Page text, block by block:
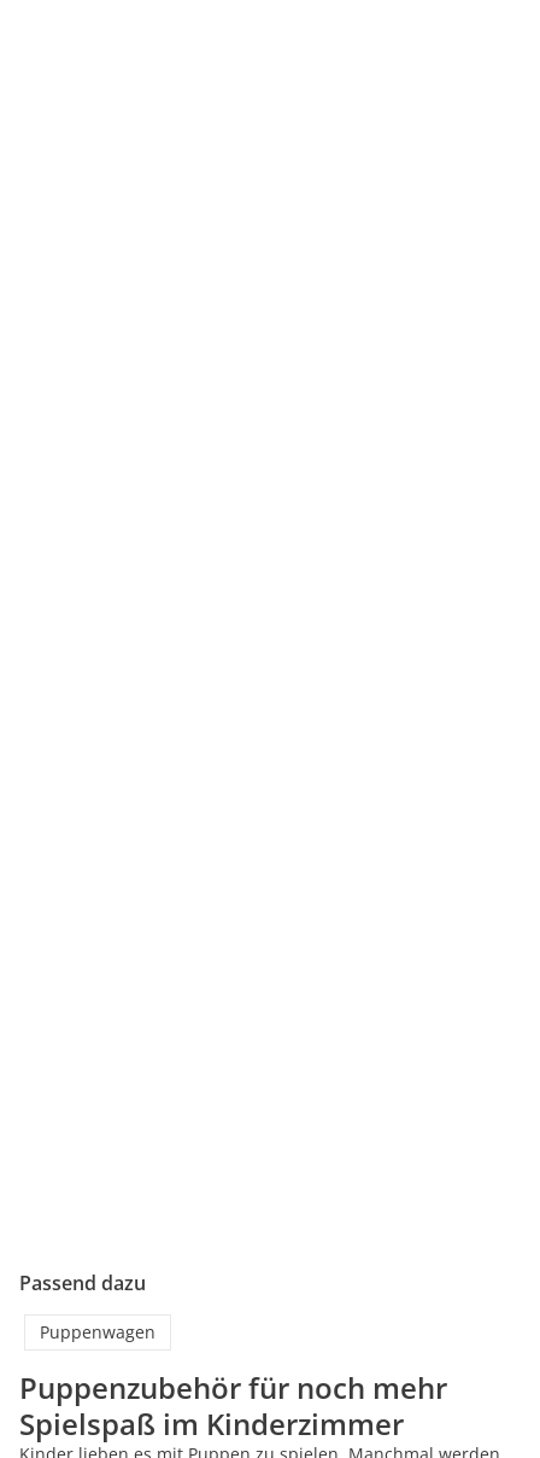
Passend dazu
Puppenwagen
Puppenzubehör für noch mehr
Spielspaß im Kinderzimmer